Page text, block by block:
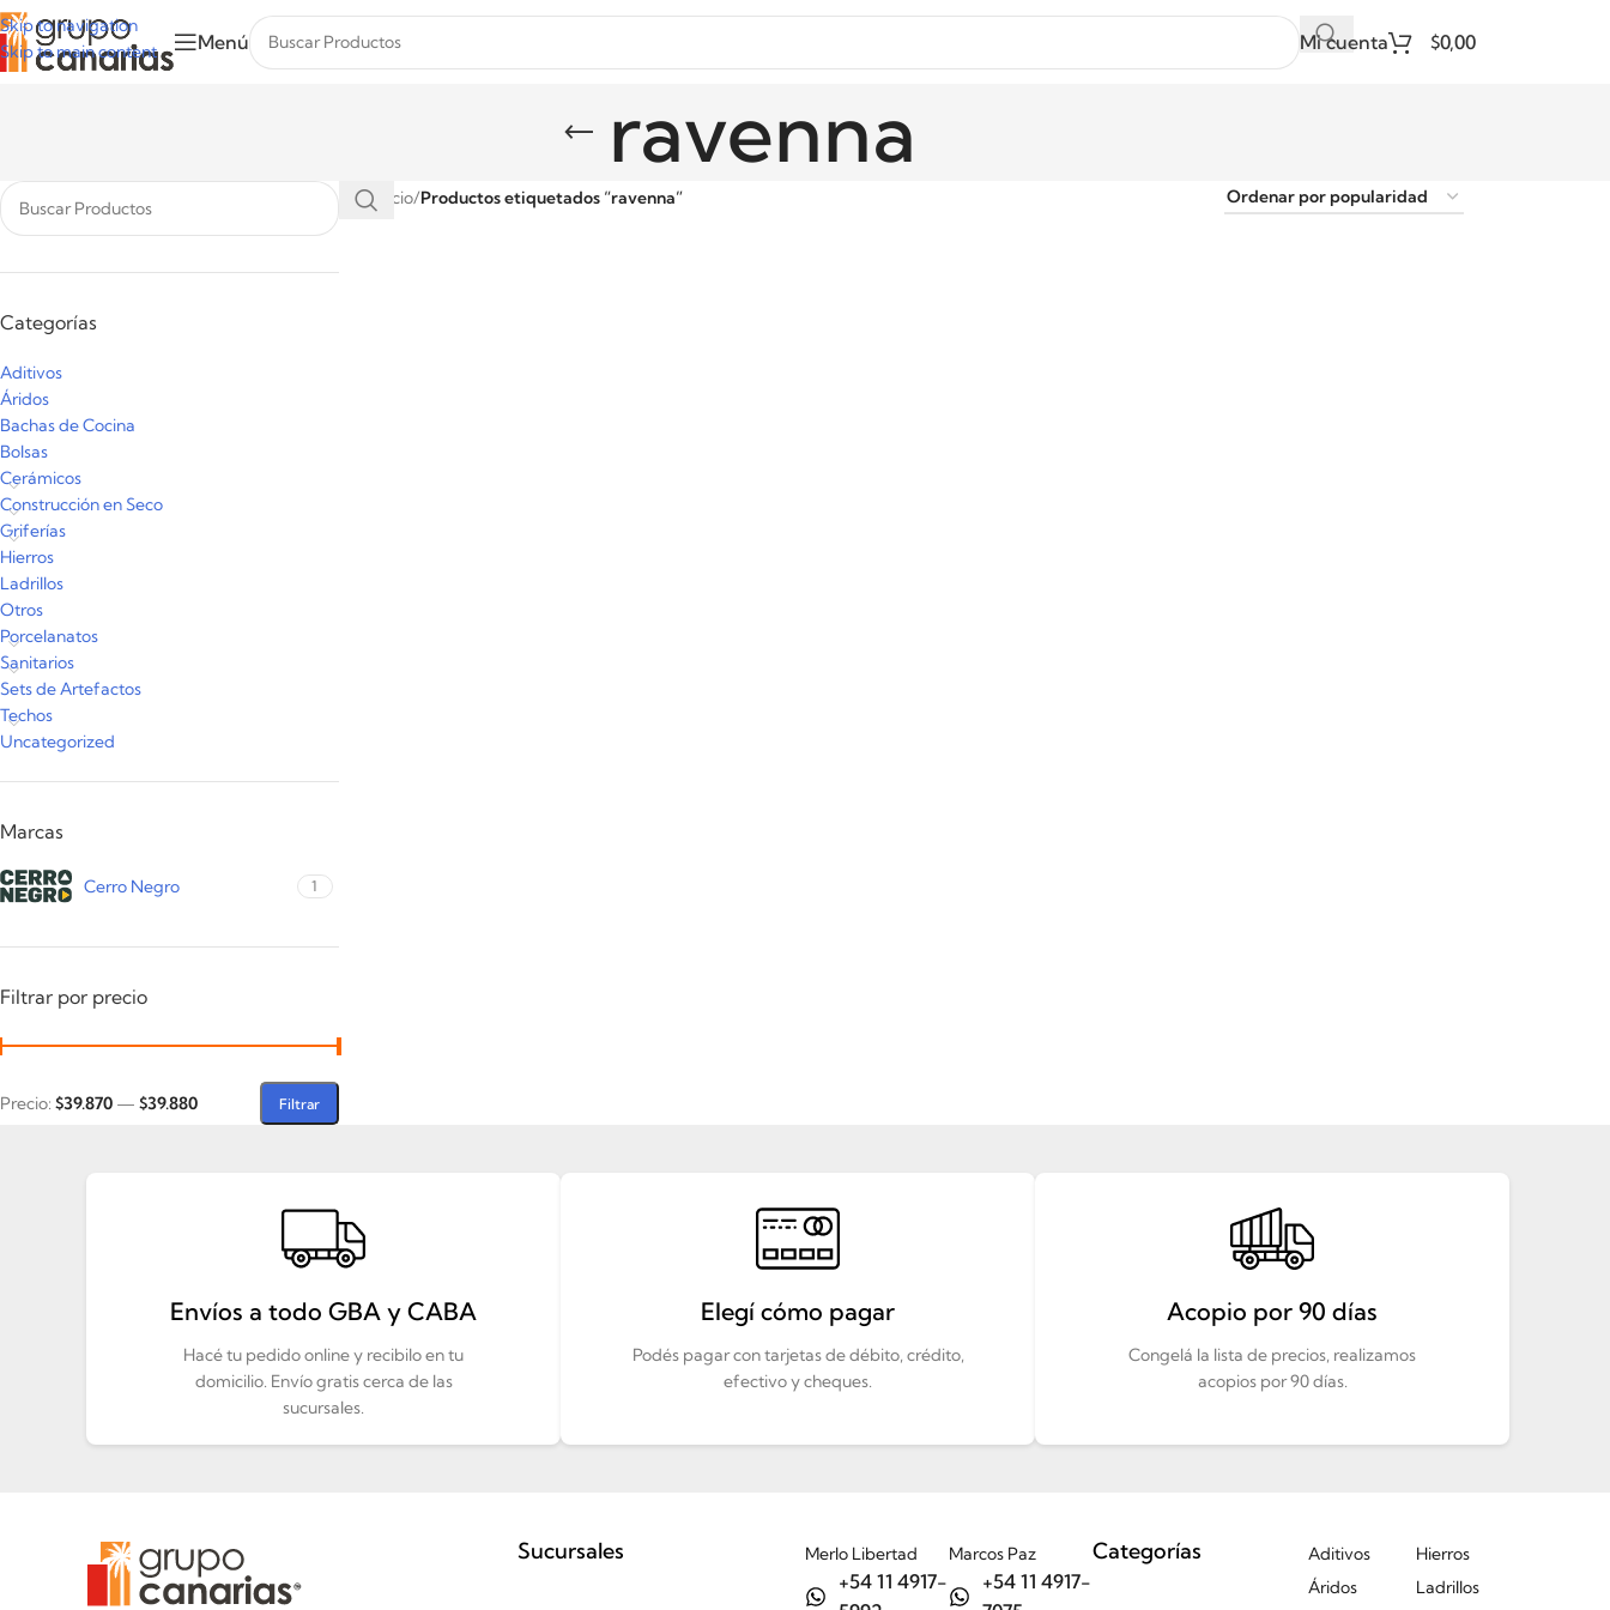
Skip to navigation
Skip to main content
Menú Mi cuenta $0,00
ravenna
Categorías
Aditivos
Áridos
Bachas de Cocina
Bolsas
Cerámicos
Construcción en Seco
Griferías
Hierros
Ladrillos
Otros
Porcelanatos
Sanitarios
Sets de Artefactos
Techos
Uncategorized
Marcas
Cerro Negro 1
Filtrar por precio
Filtrar
Precio: $39.870 — $39.880
Inicio/Productos etiquetados “ravenna”
Envíos a todo GBA y CABA
Hacé tu pedido online y recibilo en tu
domicilio. Envío gratis cerca de las
sucursales.
Elegí cómo pagar
Podés pagar con tarjetas de débito, crédito,
efectivo y cheques.
Acopio por 90 días
Congelá la lista de precios, realizamos
acopios por 90 días.
Sucursales Merlo Libertad
+54 11 4917-
Marcos Paz
+54 11 4917-
Categorías
Aditivos
Áridos
Hierros
Ladrillos